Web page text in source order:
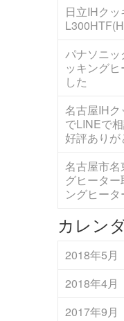
日立IHク
パナソニ
ッキング
した
名古屋IH
でLINEで
好評ありが
名古屋市
グヒータ
ングヒータ
カレン
2018年5月
2018年4月
2017年9月